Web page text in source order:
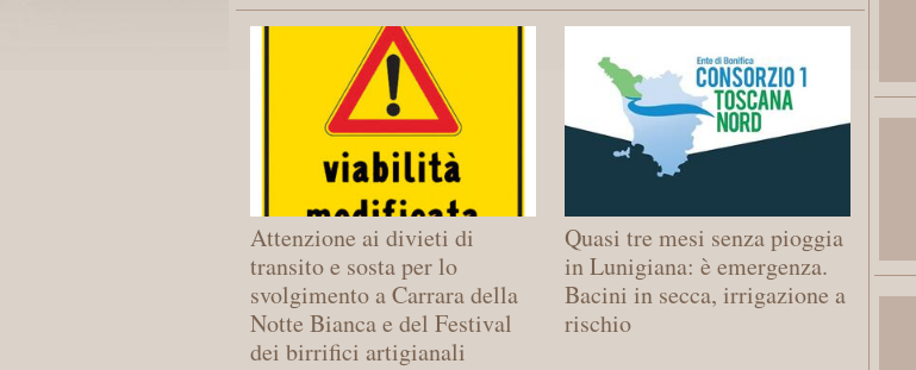
Attenzione ai divieti di
transito e sosta per lo
svolgimento a Carrara della
Notte Bianca e del Festival
dei birrifici artigianali
Quasi tre mesi senza pioggia
in Lunigiana: è emergenza.
Bacini in secca, irrigazione a
rischio